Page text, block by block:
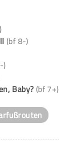
(bf 8-)
)
Baby? (bf 7+)